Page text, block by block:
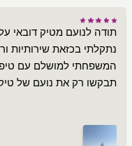
תודה לנועם מטיק דובאי
נתקלתי בכזאת שירותיות
המשפחתי למושלם עם
תבקשו רק את נועם של טיק